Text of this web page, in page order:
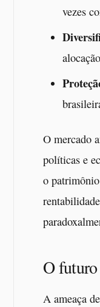
vezes
O mercado
políticas e
o
O
A ameaça